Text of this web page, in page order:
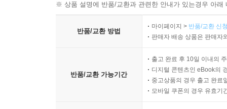
※ 상품 설명에 반품/교환과 관련한 안내가 있는경우 아
반품/교환 방법
마이페이지 > 반품/교환 신
판매자 배송 상품은 판매자
반품/교환 가능기간
출고 완료 후 10일 이내의
디지털 콘텐츠인 eBook의
중고상품의 경우 출고 완료
모바일 쿠폰의 경우 유효기